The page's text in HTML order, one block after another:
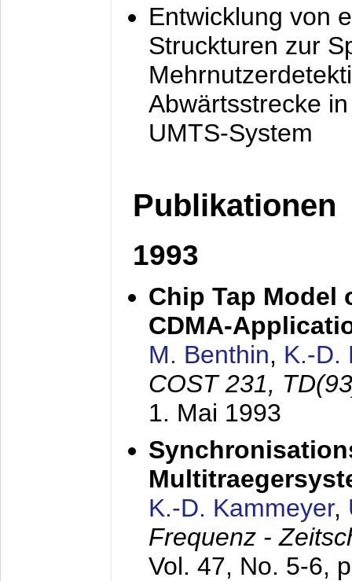
Entwicklung von
Struckturen zur
Abwärtsstrecke
UMTS-System
Publikationen
1993
Chip Tap Model
CDMA-
M. Benthin, K.-D.
COST 231,
1. Mai 1993
K.-D. Kammeyer,
Frequenz -
Vol. 47, No. 5-6,